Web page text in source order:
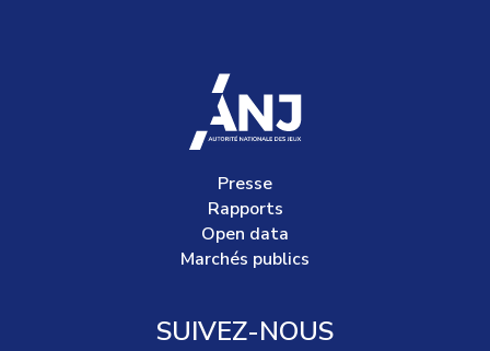
accueil
Presse
Rapports
Open data
Marchés publics
SUIVEZ-NOUS